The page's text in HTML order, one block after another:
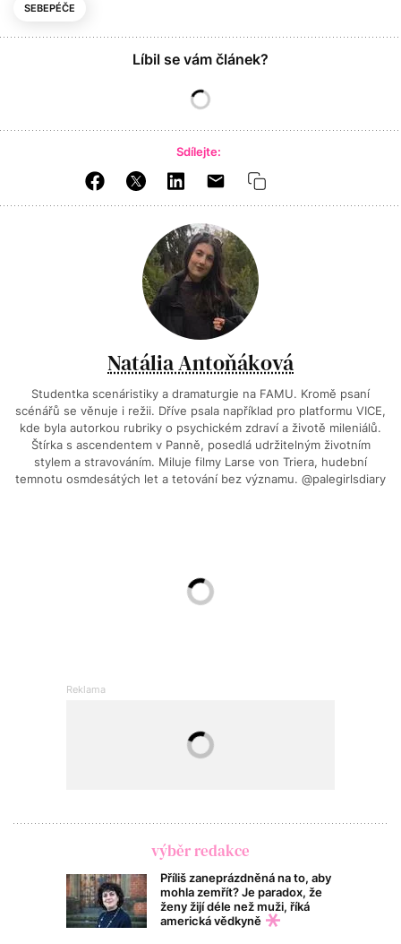
SEBEPÉČE
Líbil se vám článek?
Sdílejte:
Natália Antoňáková
Studentka scenáristiky a dramaturgie na FAMU. Kromě psaní
scénářů se věnuje i režii. Dříve psala například pro platformu VICE,
kde byla autorkou rubriky o psychickém zdraví a životě mileniálů.
Štírka s ascendentem v Panně, posedlá udržitelným životním
stylem a stravováním. Miluje filmy Larse von Triera, hudební
temnotu osmdesátých let a tetování bez významu. @palegirlsdiary
výběr redakce
Příliš zaneprázdněná na to, aby
mohla zemřít? Je paradox, že
ženy žijí déle než muži, říká
americká vědkyně